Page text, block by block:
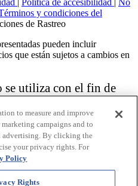
| Política de accesibilidad | No
y condiciones del
de Rastreo
pueden incluir
que están sujetos a cambios en
utiliza con el fin de
enumeradas aquí no pretenden
de todas las funciones accesibles
este Resort específico. Para
política de accesibilidad, revise
to measure and improve
campaigns and to
advertising. By clicking the
your privacy rights. For
Policy
Rights